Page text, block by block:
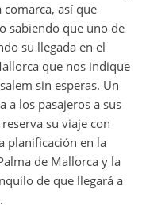
así que
sabiendo que uno de
su llegada en el
que nos indique
sin esperas. Un
a los pasajeros a sus
su viaje con
planificación en la
de Mallorca y la
de que llegará a